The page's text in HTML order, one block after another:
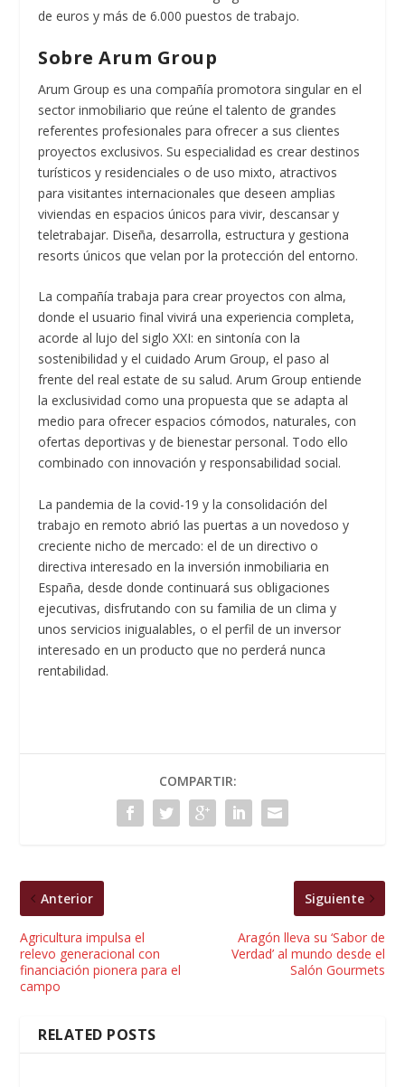
de euros y más de 6.000 puestos de trabajo.
Sobre Arum Group
Arum Group es una compañía promotora singular en el
sector inmobiliario que reúne el talento de grandes
referentes profesionales para ofrecer a sus clientes
proyectos exclusivos. Su especialidad es crear destinos
turísticos y residenciales o de uso mixto, atractivos
para visitantes internacionales que deseen amplias
viviendas en espacios únicos para vivir, descansar y
teletrabajar. Diseña, desarrolla, estructura y gestiona
resorts únicos que velan por la protección del entorno.
La compañía trabaja para crear proyectos con alma,
donde el usuario final vivirá una experiencia completa,
acorde al lujo del siglo XXI: en sintonía con la
sostenibilidad y el cuidado Arum Group, el paso al
frente del real estate de su salud. Arum Group entiende
la exclusividad como una propuesta que se adapta al
medio para ofrecer espacios cómodos, naturales, con
ofertas deportivas y de bienestar personal. Todo ello
combinado con innovación y responsabilidad social.
La pandemia de la covid-19 y la consolidación del
trabajo en remoto abrió las puertas a un novedoso y
creciente nicho de mercado: el de un directivo o
directiva interesado en la inversión inmobiliaria en
España, desde donde continuará sus obligaciones
ejecutivas, disfrutando con su familia de un clima y
unos servicios inigualables, o el perfil de un inversor
interesado en un producto que no perderá nunca
rentabilidad.
COMPARTIR:
Anterior
Agricultura impulsa el
relevo generacional con
financiación pionera para el
campo
Siguiente
Aragón lleva su ‘Sabor de
Verdad’ al mundo desde el
Salón Gourmets
RELATED POSTS